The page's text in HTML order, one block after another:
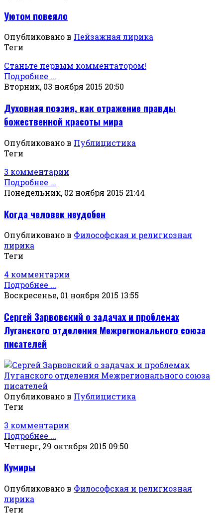
Уютом повеяло
Опубликовано в Пейзажная лирика
Теги
Станьте первым комментатором!
Подробнее ...
Вторник, 03 ноября 2015 20:50
Духовная поэзия, как отражение правды
божественной красоты мира
Опубликовано в Публицистика
Теги
3 комментарии
Подробнее ...
Понедельник, 02 ноября 2015 21:44
Когда человек неудобен
Опубликовано в Философская и религиозная
лирика
Теги
4 комментарии
Подробнее ...
Воскресенье, 01 ноября 2015 13:55
Сергей Зарвовский о задачах и проблемах
Луганского отделения Межрегионального союза
писателей
Опубликовано в Публицистика
Теги
3 комментарии
Подробнее ...
Четверг, 29 октября 2015 09:50
Кумиры
Опубликовано в Философская и религиозная
лирика
Теги